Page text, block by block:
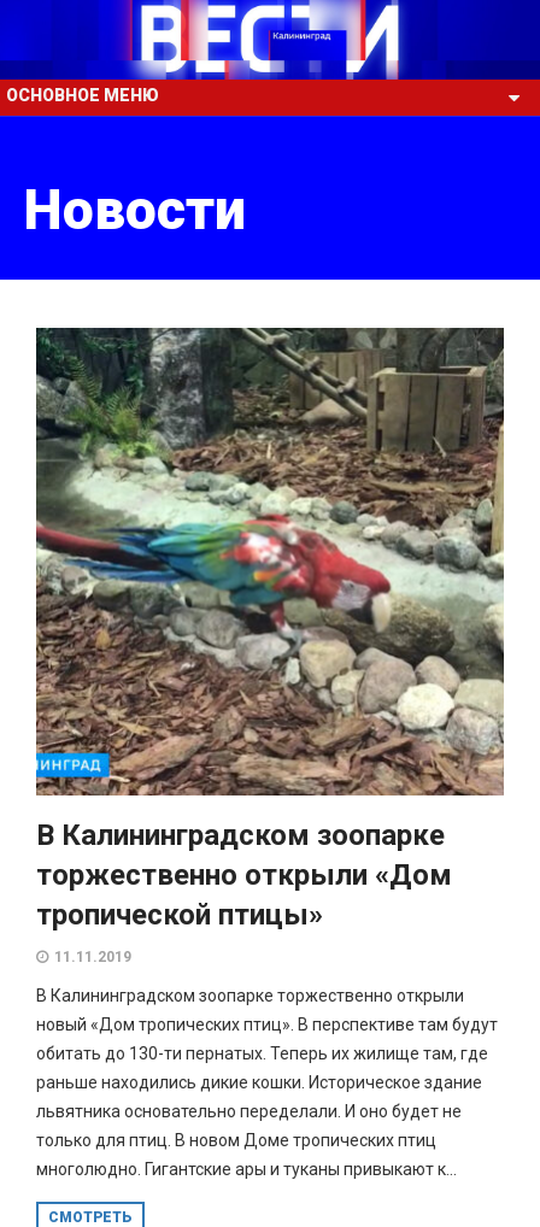
ОСНОВНОЕ МЕНЮ
Новости
В Калининградском зоопарке
торжественно открыли «Дом
тропической птицы»
11.11.2019
В Калининградском зоопарке торжественно открыли
новый «Дом тропических птиц». В перспективе там будут
обитать до 130-ти пернатых. Теперь их жилище там, где
раньше находились дикие кошки. Историческое здание
львятника основательно переделали. И оно будет не
только для птиц. В новом Доме тропических птиц
многолюдно. Гигантские ары и туканы привыкают к...
СМОТРЕТЬ